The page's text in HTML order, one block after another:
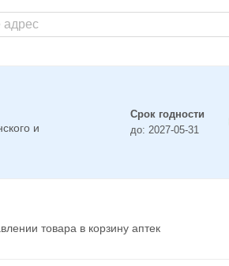
и
Срок годности
до: 2027-05-31
товара в корзину аптек